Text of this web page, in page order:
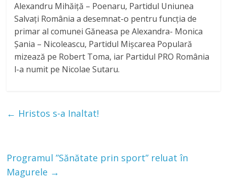
Alexandru Mihăiță – Poenaru, Partidul Uniunea
Salvați România a desemnat-o pentru funcția de
primar al comunei Găneasa pe Alexandra- Monica
Șania – Nicoleascu, Partidul Mișcarea Populară
mizează pe Robert Toma, iar Partidul PRO România
l-a numit pe Nicolae Sutaru.
← Hristos s-a Inaltat!
Programul ”Sănătate prin sport” reluat în
Magurele →